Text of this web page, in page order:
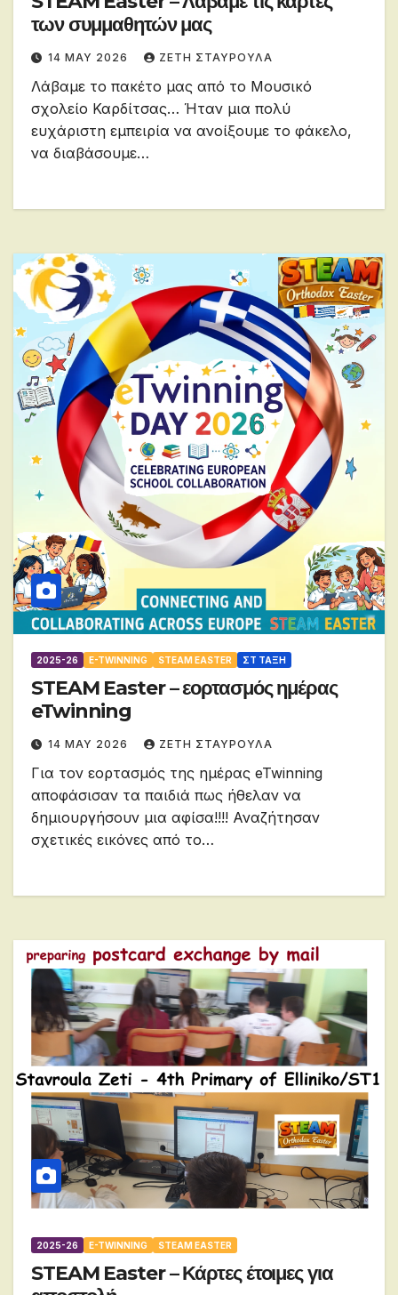
των συμμαθητών μας
14 MAY 2026 ΖΕΤΗ ΣΤΑΥΡΟΥΛΑ
Λάβαμε το πακέτο μας από το Μουσικό
σχολείο Καρδίτσας… Ήταν μια πολύ
ευχάριστη εμπειρία να ανοίξουμε το φάκελο,
να διαβάσουμε…
2025-26 E-TWINNING STEAM EASTER ΣΤ ΤΑΞΗ
STEAM Easter – εορτασμός ημέρας
eTwinning
14 MAY 2026 ΖΕΤΗ ΣΤΑΥΡΟΥΛΑ
Για τον εορτασμός της ημέρας eTwinning
αποφάσισαν τα παιδιά πως ήθελαν να
δημιουργήσουν μια αφίσα!!!! Αναζήτησαν
σχετικές εικόνες από το…
2025-26 E-TWINNING STEAM EASTER
STEAM Easter – Κάρτες έτοιμες για